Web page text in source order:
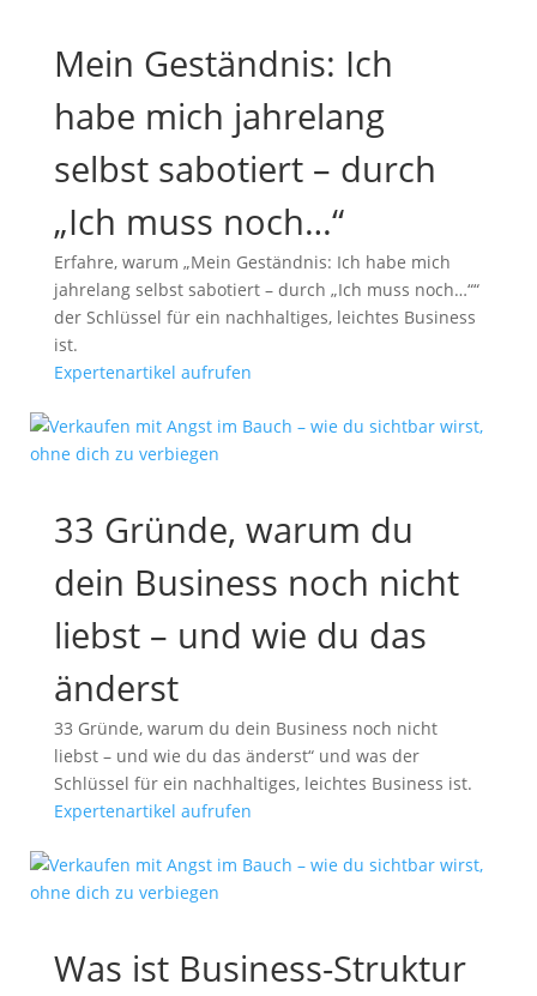
Mein Geständnis: Ich
habe mich jahrelang
selbst sabotiert – durch
„Ich muss noch…“
Erfahre, warum „Mein Geständnis: Ich habe mich
jahrelang selbst sabotiert – durch „Ich muss noch…““
der Schlüssel für ein nachhaltiges, leichtes Business
ist.
Expertenartikel aufrufen
33 Gründe, warum du
dein Business noch nicht
liebst – und wie du das
änderst
33 Gründe, warum du dein Business noch nicht
liebst – und wie du das änderst“ und was der
Schlüssel für ein nachhaltiges, leichtes Business ist.
Expertenartikel aufrufen
Was ist Business-Struktur